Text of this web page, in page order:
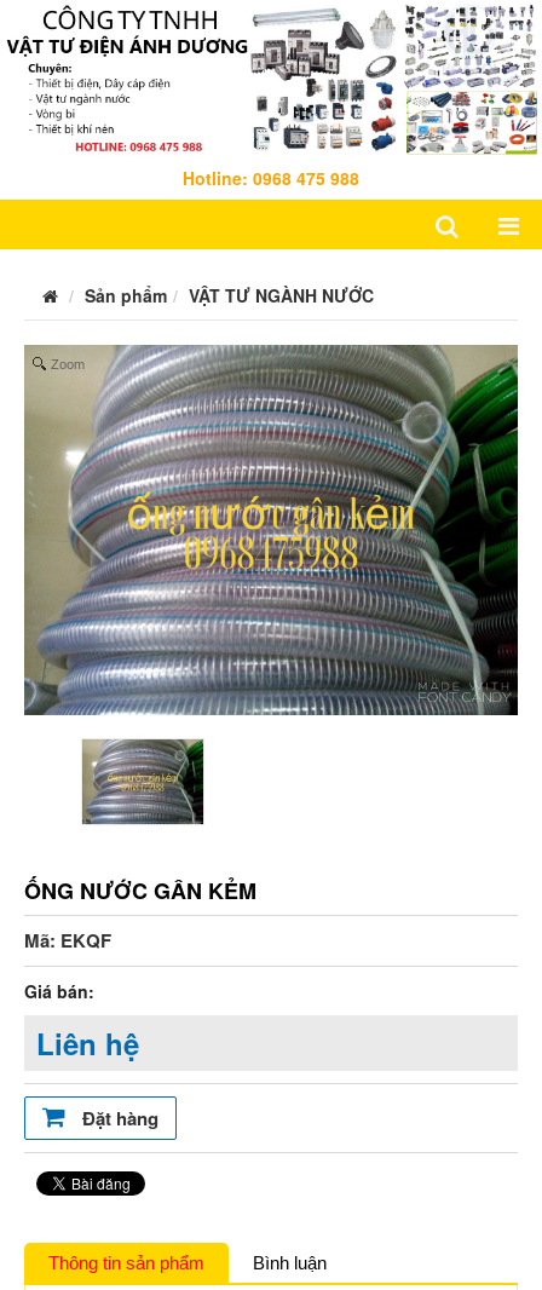
Hotline: 0968 475 988
Sản phẩm VẬT TƯ NGÀNH NƯỚC
Zoom
ỐNG NƯỚC GÂN KẺM
Mã: EKQF
Giá bán:
Liên hệ
Đặt hàng
Thông tin sản phẩm Bình luận